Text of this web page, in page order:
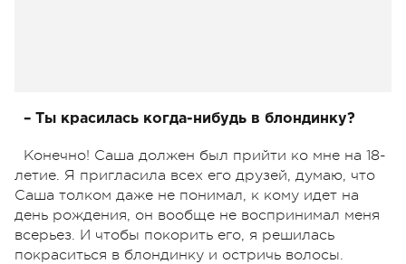
– Ты красилась когда-нибудь в блондинку?
Конечно! Саша должен был прийти ко мне на 18-
летие. Я пригласила всех его друзей, думаю, что
Саша толком даже не понимал, к кому идет на
день рождения, он вообще не воспринимал меня
всерьез. И чтобы покорить его, я решилась
покраситься в блондинку и остричь волосы.